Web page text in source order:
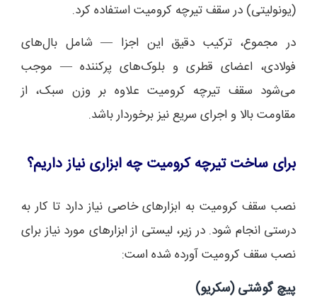
(یونولیتی) در سقف تیرچه کرومیت استفاده کرد.
در مجموع، ترکیب دقیق این اجزا — شامل بال‌های
فولادی، اعضای قطری و بلوک‌های پرکننده — موجب
می‌شود سقف تیرچه کرومیت علاوه بر وزن سبک، از
مقاومت بالا و اجرای سریع نیز برخوردار باشد.
برای ساخت تیرچه کرومیت چه ابزاری نیاز داریم؟
نصب سقف کرومیت به ابزارهای خاصی نیاز دارد تا کار به
درستی انجام شود. در زیر، لیستی از ابزارهای مورد نیاز برای
نصب سقف کرومیت آورده شده است:
پیچ گوشتی (سکریو)